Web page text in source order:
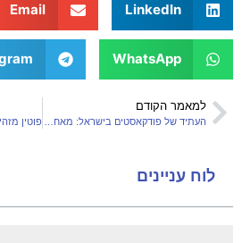
LinkedIn
Email
WhatsApp
למאמר הקודם
לוח עניינים